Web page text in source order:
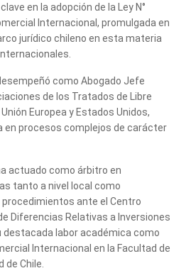
us, how
en la adopción de la Ley N°
Internacional, promulgada en
jurídico chileno en esta materia
como Abogado Jefe
de los Tratados de Libre
Europea y Estados Unidos,
en procesos complejos de carácter
actuado como árbitro en
tanto a nivel local como
ante el Centro
Diferencias Relativas a Inversiones
destacada labor académica como
Internacional en la Facultad de
de Chile.